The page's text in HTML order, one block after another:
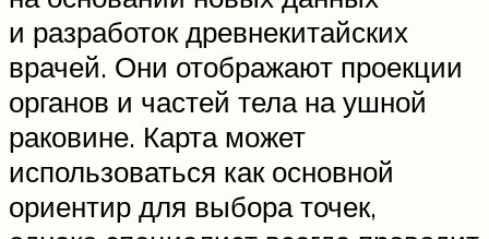
и разработок древнекитайских
врачей. Они отображают проекции
органов и частей тела на ушной
раковине. Карта может
использоваться как основной
ориентир для выбора точек,